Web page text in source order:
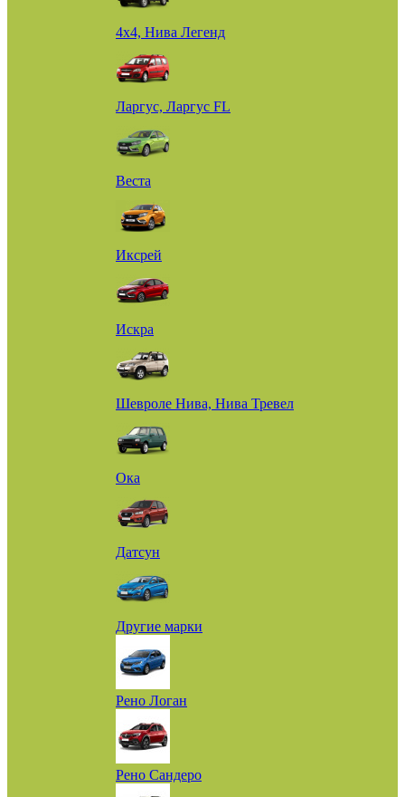
4х4, Нива Легенд
Ларгус, Ларгус FL
Веста
Иксрей
Искра
Шевроле Нива, Нива Тревел
Ока
Датсун
Другие марки
Рено Логан
Рено Сандеро